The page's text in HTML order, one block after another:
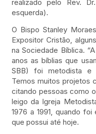
realizado pelo Rev.
esquerda).
O Bispo Stanley
Expositor Cristão,
na Sociedade Bíblica.
anos as bíblias que
SBB) foi metodista e
Temos muitos projetos
citando pessoas como
leigo da Igreja
1976 a 1991, quando
que possui até hoje.